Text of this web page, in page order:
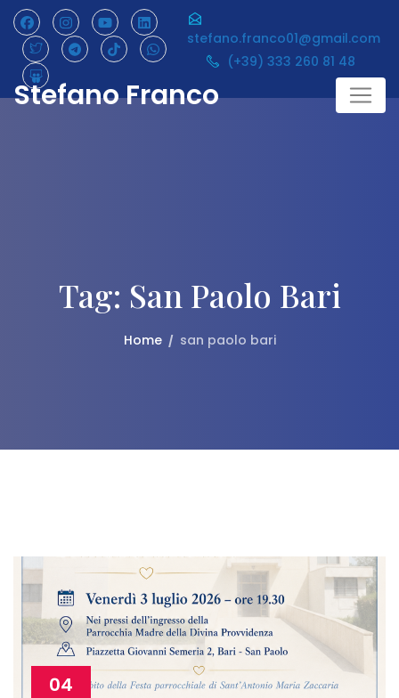
Skip
content
stefano.franco01@gmail.com
(+39) 333 260 81 48
Stefano Franco
Tag: San Paolo Bari
Home san paolo bari
04